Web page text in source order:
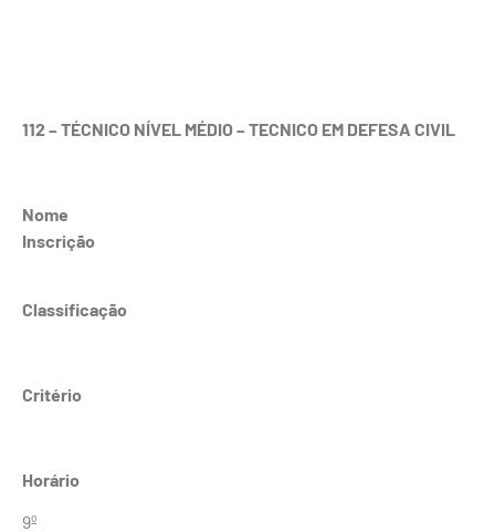
112 – TÉCNICO NÍVEL MÉDIO – TECNICO EM DEFESA CIVIL
Nome
Inscrição
Classificação
Critério
Horário
9º